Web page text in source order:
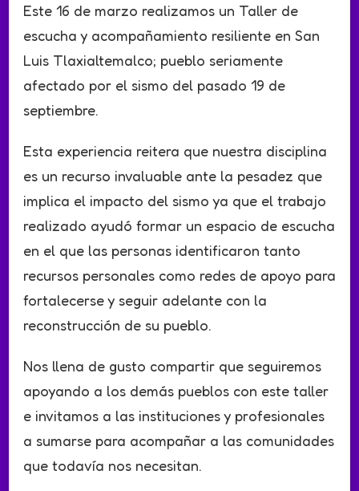
Este 16 de marzo realizamos un Taller de
escucha y acompañamiento resiliente en San
Luis Tlaxialtemalco; pueblo seriamente
afectado por el sismo del pasado 19 de
septiembre.
Esta experiencia reitera que nuestra disciplina
es un recurso invaluable ante la pesadez que
implica el impacto del sismo ya que el trabajo
realizado ayudó formar un espacio de escucha
en el que las personas identificaron tanto
recursos personales como redes de apoyo para
fortalecerse y seguir adelante con la
reconstrucción de su pueblo.
Nos llena de gusto compartir que seguiremos
apoyando a los demás pueblos con este taller
e invitamos a las instituciones y profesionales
a sumarse para acompañar a las comunidades
que todavía nos necesitan.